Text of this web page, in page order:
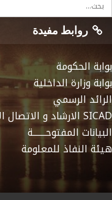
روابط مفيدة
بوابة الحكومة
بوابة وزارة الداخلية
الرائد الرسمي
SICAD الارشاد و الاتصال الاداري
البيانات المفتوحـــــــة
هيئة النفاذ للمعلومة